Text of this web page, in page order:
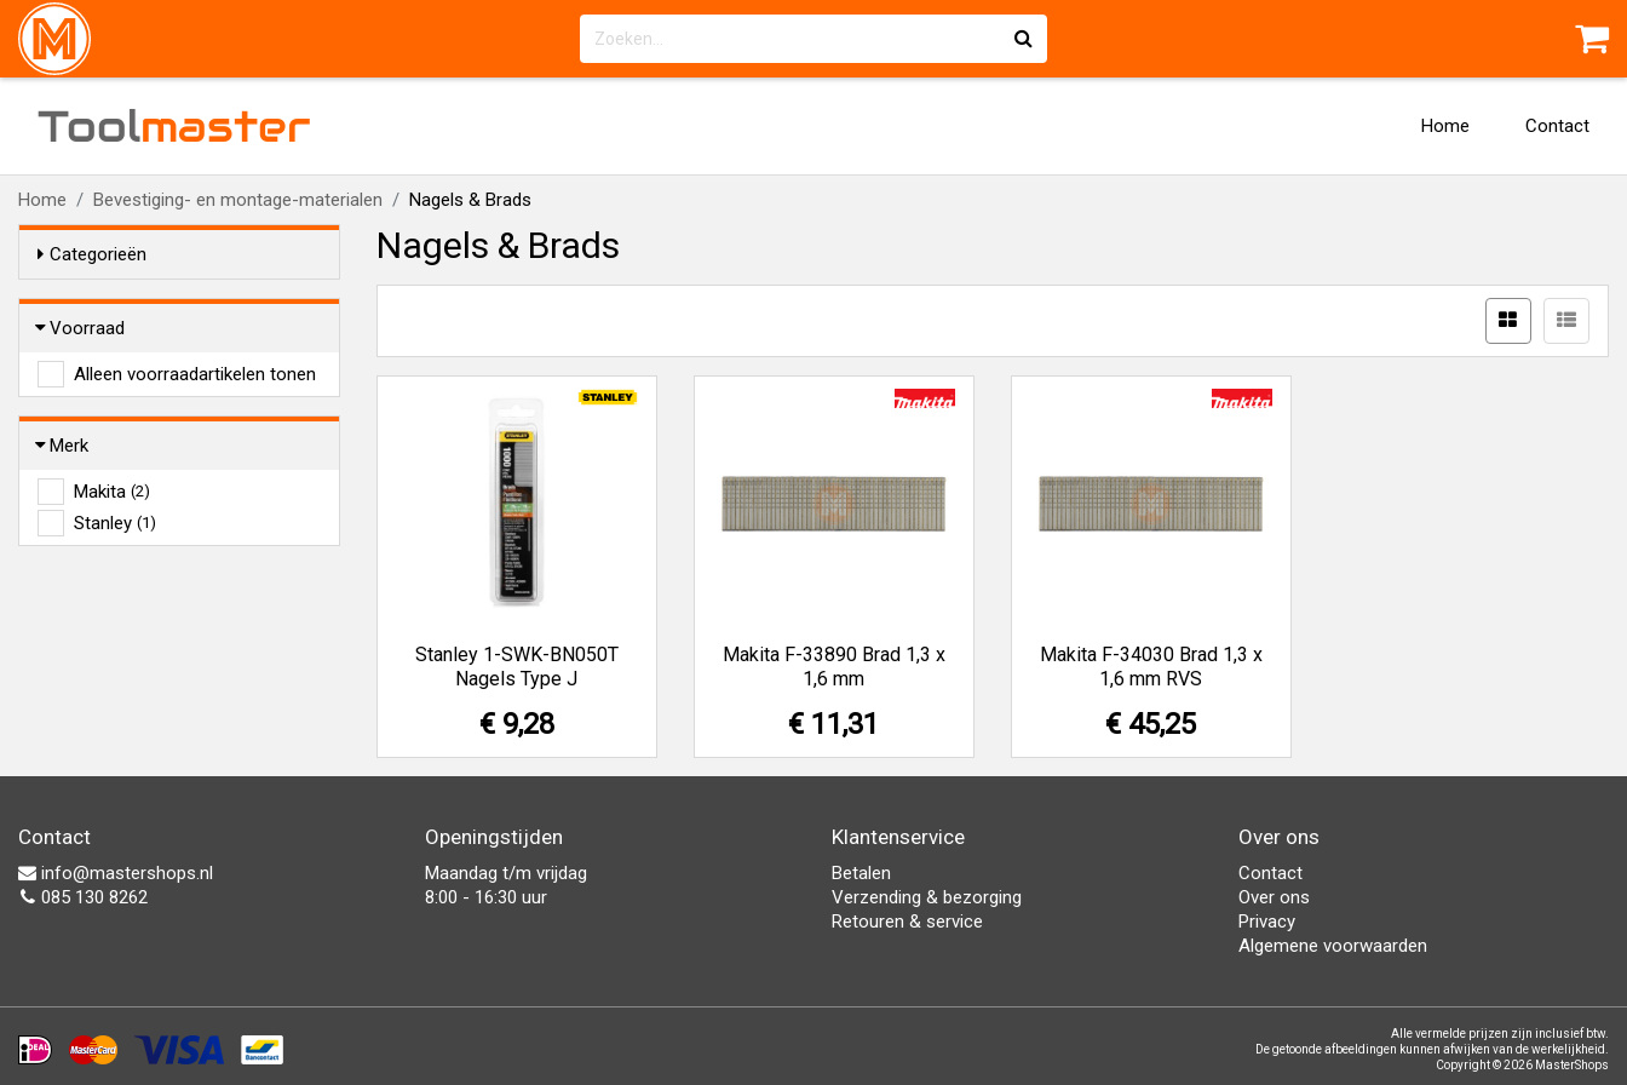
Toolmaster Home Contact
Home Bevestiging- en montage-materialen Nagels & Brads
Categorieën
Voorraad
Alleen voorraadartikelen tonen
Merk
Makita (2)
Stanley (1)
Nagels & Brads
Stanley 1-SWK-BN050T
Nagels Type J
€ 9,28
Makita F-33890 Brad 1,3 x
1,6 mm
€ 11,31
Makita F-34030 Brad 1,3 x
1,6 mm RVS
€ 45,25
Contact
info@mastershops.nl
085 130 8262
Openingstijden
Maandag t/m vrijdag
8:00 - 16:30 uur
Klantenservice
Betalen
Verzending & bezorging
Retouren & service
Over ons
Contact
Over ons
Privacy
Algemene voorwaarden
Alle vermelde prijzen zijn inclusief btw.
De getoonde afbeeldingen kunnen afwijken van de werkelijkheid.
Copyright © 2026 MasterShops